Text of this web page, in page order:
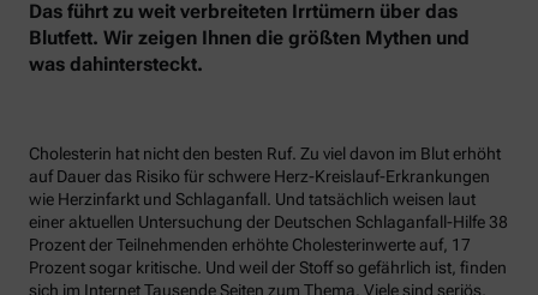
Das führt zu weit verbreiteten Irrtümern über das
Blutfett. Wir zeigen Ihnen die größten Mythen und
was dahintersteckt.
Cholesterin hat nicht den besten Ruf. Zu viel davon im Blut erhöht
auf Dauer das Risiko für schwere Herz-Kreislauf-Erkrankungen
wie Herzinfarkt und Schlaganfall. Und tatsächlich weisen laut
einer aktuellen Untersuchung der Deutschen Schlaganfall-Hilfe 38
Prozent der Teilnehmenden erhöhte Cholesterinwerte auf, 17
Prozent sogar kritische. Und weil der Stoff so gefährlich ist, finden
sich im Internet Tausende Seiten zum Thema. Viele sind seriös,